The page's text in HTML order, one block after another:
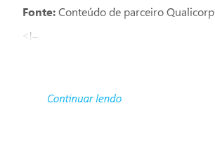
Fonte:Conteúdo de parceiro Qualicorp
<!–